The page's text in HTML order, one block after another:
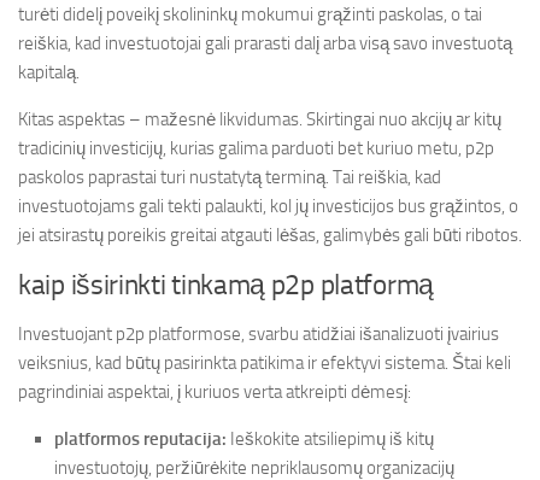
turėti didelį poveikį skolininkų mokumui grąžinti paskolas, o tai
reiškia, kad investuotojai gali prarasti dalį arba visą savo investuotą
kapitalą.
Kitas aspektas – mažesnė likvidumas. Skirtingai nuo akcijų ar kitų
tradicinių investicijų, kurias galima parduoti bet kuriuo metu, p2p
paskolos paprastai turi nustatytą terminą. Tai reiškia, kad
investuotojams gali tekti palaukti, kol jų investicijos bus grąžintos, o
jei atsirastų poreikis greitai atgauti lėšas, galimybės gali būti ribotos.
kaip išsirinkti tinkamą p2p platformą
Investuojant p2p platformose, svarbu atidžiai išanalizuoti įvairius
veiksnius, kad būtų pasirinkta patikima ir efektyvi sistema. Štai keli
pagrindiniai aspektai, į kuriuos verta atkreipti dėmesį:
platformos reputacija: Ieškokite atsiliepimų iš kitų
investuotojų, peržiūrėkite nepriklausomų organizacijų